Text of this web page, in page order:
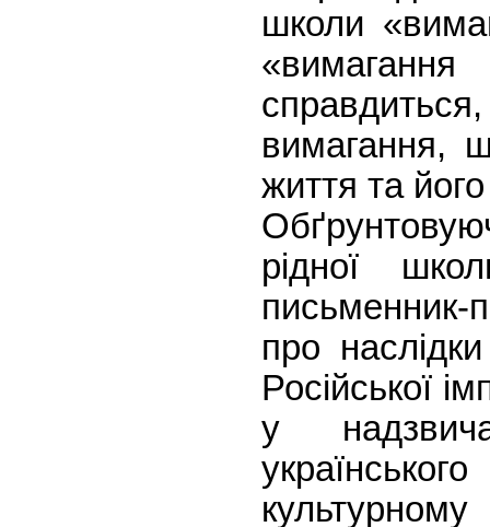
школи
вимагання,
життя та
рідної
про наслідки
Російської
у